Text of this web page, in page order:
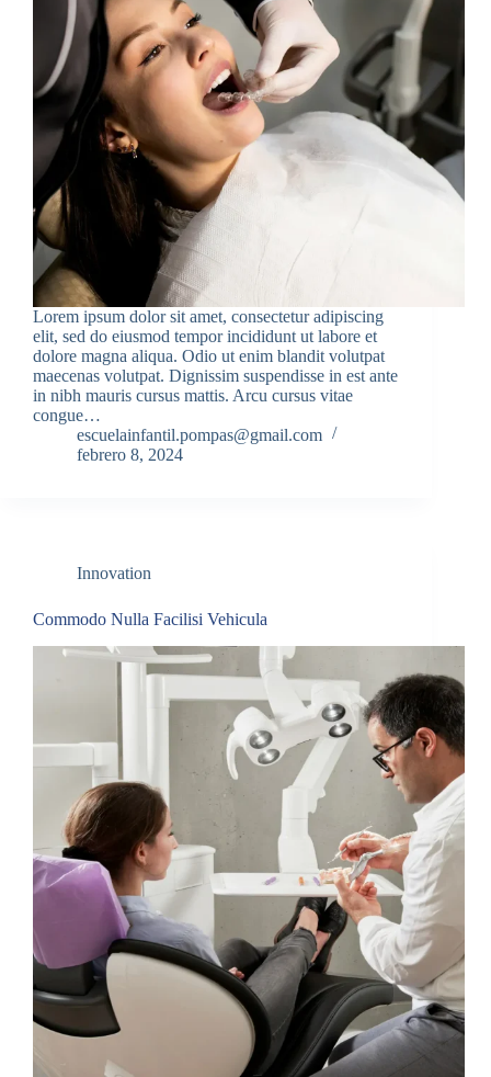
Lorem ipsum dolor sit amet, consectetur adipiscing
elit, sed do eiusmod tempor incididunt ut labore et
dolore magna aliqua. Odio ut enim blandit volutpat
maecenas volutpat. Dignissim suspendisse in est ante
in nibh mauris cursus mattis. Arcu cursus vitae
congue…
escuelainfantil.pompas@gmail.com
febrero 8, 2024
Innovation
Commodo Nulla Facilisi Vehicula